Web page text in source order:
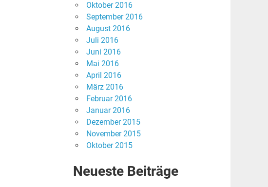
Oktober 2016
September 2016
August 2016
Juli 2016
Juni 2016
Mai 2016
April 2016
März 2016
Februar 2016
Januar 2016
Dezember 2015
November 2015
Oktober 2015
Neueste Beiträge